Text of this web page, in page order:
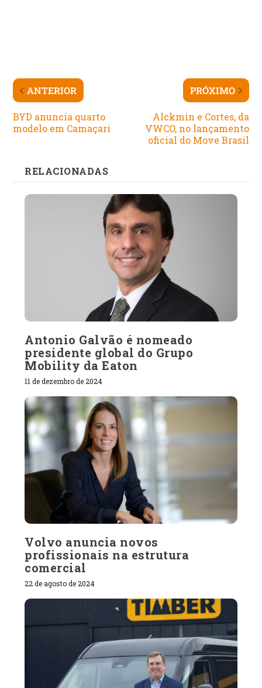
ANTERIOR
BYD anuncia quarto
modelo em Camaçari
PRÓXIMO
Alckmin e Cortes, da
VWCO, no lançamento
oficial do Move Brasil
RELACIONADAS
Antonio Galvão é nomeado
presidente global do Grupo
Mobility da Eaton
11 de dezembro de 2024
Volvo anuncia novos
profissionais na estrutura
comercial
22 de agosto de 2024